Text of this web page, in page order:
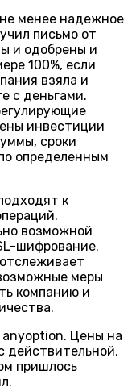
менее надежное
письмо от
и одобрены и
100%, если
взяла и
с деньгами.
инвестиции
сроки
определенным
к
возможной
шифрование.
меры
компанию и
anyoption. Цены на
действительной,
пришлось